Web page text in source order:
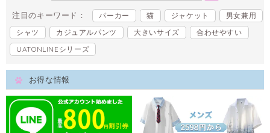
注目のキーワード： パーカー 猫 ジャケット
男女兼用
シャツ
カジュアルパンツ 大きいサイズ
合わせやすい
UATONLINEシリーズ
お得な情報